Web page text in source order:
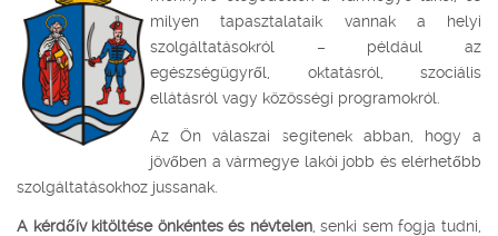
milyen tapasztalataik vannak a helyi
szolgáltatásokról – például az
egészségügyről, oktatásról, szociális
ellátásról vagy közösségi programokról.
Az Ön válaszai segítenek abban, hogy a
jövőben a vármegye lakói jobb és elérhetőbb
szolgáltatásokhoz jussanak.
A kérdőív kitöltése önkéntes és névtelen, senki sem fogja tudni,